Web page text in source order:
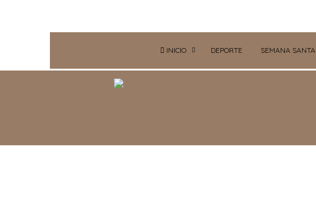
INICIO DEPORTE SEMANA SANTA